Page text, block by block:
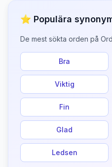
⭐ Populära
De mest sökta orden på
Bra
Viktig
Fin
Glad
Ledsen